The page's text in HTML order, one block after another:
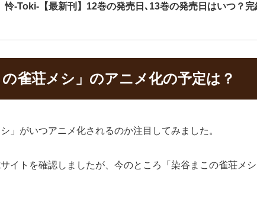
怜-Toki-【最新刊】12巻の発売日､13巻の発売日はいつ？完
の雀荘メシ」のアニメ化の予定は？
」がいつアニメ化されるのか注目してみました。
イトを確認しましたが、今のところ「染谷まこの雀荘メ